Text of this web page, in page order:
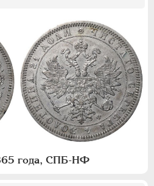
года, СПБ-НФ